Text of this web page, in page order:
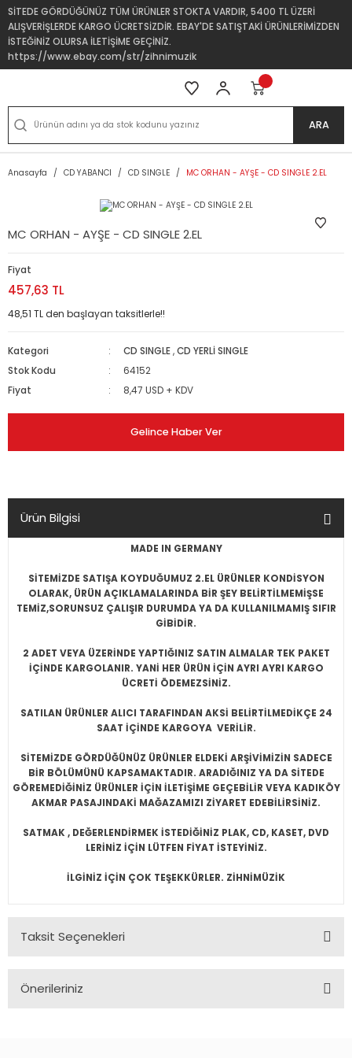
SİTEDE GÖRDÜĞÜNÜZ TÜM ÜRÜNLER STOKTA VARDIR, 5400 TL ÜZERİ
ALIŞVERİŞLERDE KARGO ÜCRETSİZDİR. EBAY'DE SATIŞTAKİ ÜRÜNLERİMİZDEN
İSTEĞİNİZ OLURSA İLETİŞİME GEÇİNİZ.
https://www.ebay.com/str/zihnimuzik
ARA
Anasayfa CD YABANCI CD SINGLE MC ORHAN - AYŞE - CD SINGLE 2.EL
MC ORHAN - AYŞE - CD SINGLE 2.EL
Fiyat
457,63 TL
48,51 TL den başlayan taksitlerle!!
Kategori CD SINGLE ,CD YERLİ SINGLE
Stok Kodu
64152
Fiyat
8,47 USD + KDV
Gelince Haber Ver
Ürün Bilgisi
MADE IN GERMANY
SİTEMİZDE SATIŞA KOYDUĞUMUZ 2.EL ÜRÜNLER KONDİSYON
OLARAK, ÜRÜN AÇIKLAMALARINDA BİR ŞEY BELİRTİLMEMİŞSE
TEMİZ,SORUNSUZ ÇALIŞIR DURUMDA YA DA KULLANILMAMIŞ SIFIR
GİBİDİR.
2 ADET VEYA ÜZERİNDE YAPTIĞINIZ SATIN ALMALAR TEK PAKET
İÇİNDE KARGOLANIR. YANİ HER ÜRÜN İÇİN AYRI AYRI KARGO
ÜCRETİ ÖDEMEZSİNİZ.
SATILAN ÜRÜNLER ALICI TARAFINDAN AKSİ BELİRTİLMEDİKÇE 24
SAAT İÇİNDE KARGOYA VERİLİR.
SİTEMİZDE GÖRDÜĞÜNÜZ ÜRÜNLER ELDEKİ ARŞİVİMİZİN SADECE
BİR BÖLÜMÜNÜ KAPSAMAKTADIR. ARADIĞINIZ YA DA SİTEDE
GÖREMEDİĞİNİZ ÜRÜNLER İÇİN İLETİŞİME GEÇEBİLİR VEYA KADIKÖY
AKMAR PASAJINDAKİ MAĞAZAMIZI ZİYARET EDEBİLİRSİNİZ.
SATMAK , DEĞERLENDİRMEK İSTEDİĞİNİZ PLAK, CD, KASET, DVD
LERİNİZ İÇİN LÜTFEN FİYAT İSTEYİNİZ.
İLGİNİZ İÇİN ÇOK TEŞEKKÜRLER. ZİHNİMÜZİK
Taksit Seçenekleri
Önerileriniz